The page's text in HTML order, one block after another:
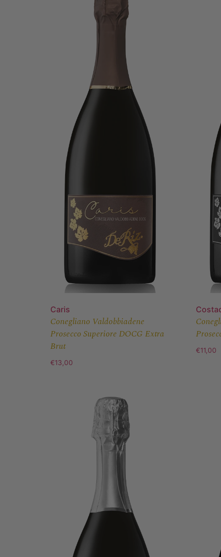
Caris
Conegliano Valdobbiadene
Prosecco Superiore DOCG Extra
Brut
€13,00
€11,00